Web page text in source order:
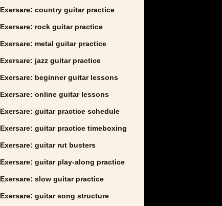
Exersare: country guitar practice
Exersare: rock guitar practice
Exersare: metal guitar practice
Exersare: jazz guitar practice
Exersare: beginner guitar lessons
Exersare: online guitar lessons
Exersare: guitar practice schedule
Exersare: guitar practice timeboxing
Exersare: guitar rut busters
Exersare: guitar play-along practice
Exersare: slow guitar practice
Exersare: guitar song structure